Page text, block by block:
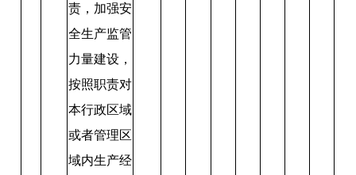
责，加强安
全生产监管
力量建设，
按照职责对
本行政区域
或者管理区
域内生产经